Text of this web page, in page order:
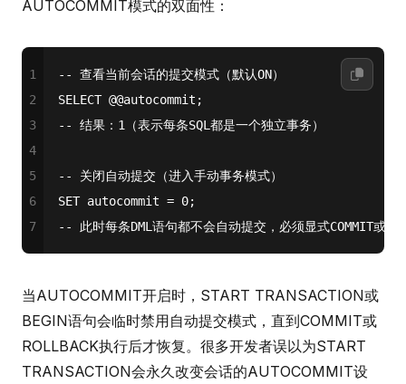
AUTOCOMMIT模式的双面性：
1
2
3
4
5
6
7
-- 查看当前会话的提交模式（默认ON）
SELECT @@autocommit ;
-- 结果：1（表示每条SQL都是一个独立事务）
-- 关闭自动提交（进入手动事务模式）
SET autocommit = 0;
-- 此时每条DML语句都不会自动提交，必须显式COMMIT或
当AUTOCOMMIT开启时，START TRANSACTION或
BEGIN语句会临时禁用自动提交模式，直到COMMIT或
ROLLBACK执行后才恢复。很多开发者误以为START
TRANSACTION会永久改变会话的AUTOCOMMIT设